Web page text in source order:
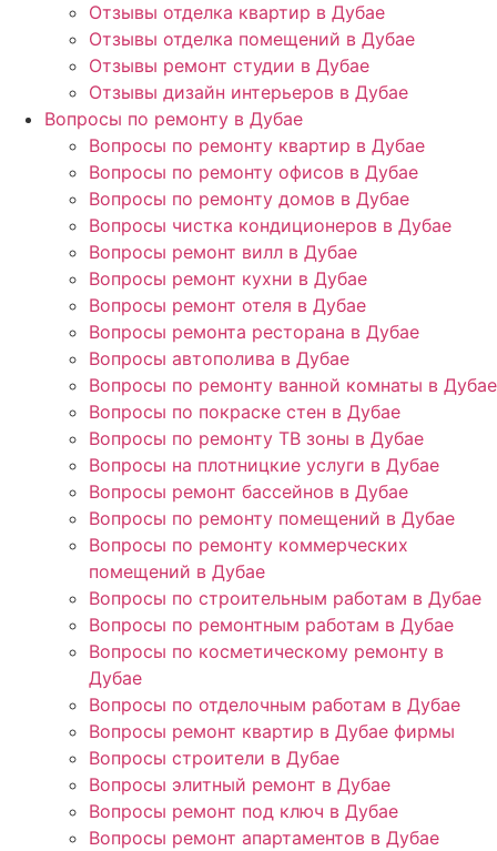
Отзывы отделка квартир в Дубае
Отзывы отделка помещений в Дубае
Отзывы ремонт студии в Дубае
Отзывы дизайн интерьеров в Дубае
Вопросы по ремонту в Дубае
Вопросы по ремонту квартир в Дубае
Вопросы по ремонту офисов в Дубае
Вопросы по ремонту домов в Дубае
Вопросы чистка кондиционеров в Дубае
Вопросы ремонт вилл в Дубае
Вопросы ремонт кухни в Дубае
Вопросы ремонт отеля в Дубае
Вопросы ремонта ресторана в Дубае
Вопросы автополива в Дубае
Вопросы по ремонту ванной комнаты в Дубае
Вопросы по покраске стен в Дубае
Вопросы по ремонту ТВ зоны в Дубае
Вопросы на плотницкие услуги в Дубае
Вопросы ремонт бассейнов в Дубае
Вопросы по ремонту помещений в Дубае
Вопросы по ремонту коммерческих
помещений в Дубае
Вопросы по строительным работам в Дубае
Вопросы по ремонтным работам в Дубае
Вопросы по косметическому ремонту в
Дубае
Вопросы по отделочным работам в Дубае
Вопросы ремонт квартир в Дубае фирмы
Вопросы строители в Дубае
Вопросы элитный ремонт в Дубае
Вопросы ремонт под ключ в Дубае
Вопросы ремонт апартаментов в Дубае